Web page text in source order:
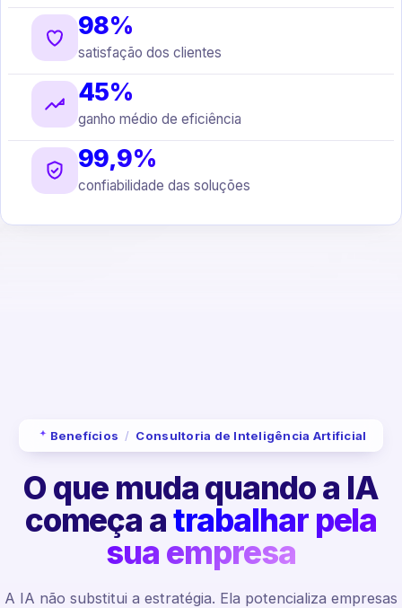
98%
satisfação dos clientes
45%
ganho médio de eficiência
99,9%
confiabilidade das soluções
Benefícios / Consultoria de Inteligência Artificial
O que muda quando a IA
começa atrabalhar pela
sua empresa
A IA não substitui a estratégia. Ela potencializa empresas